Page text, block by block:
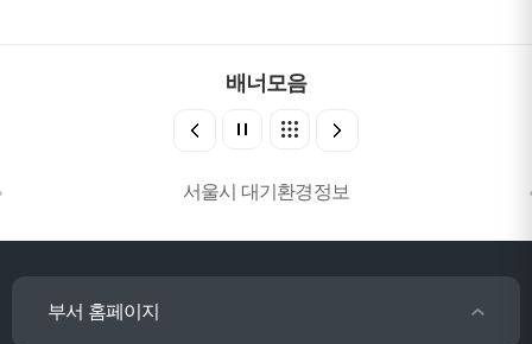
배너모음
서울시 대기환경정보
부서 홈페이지